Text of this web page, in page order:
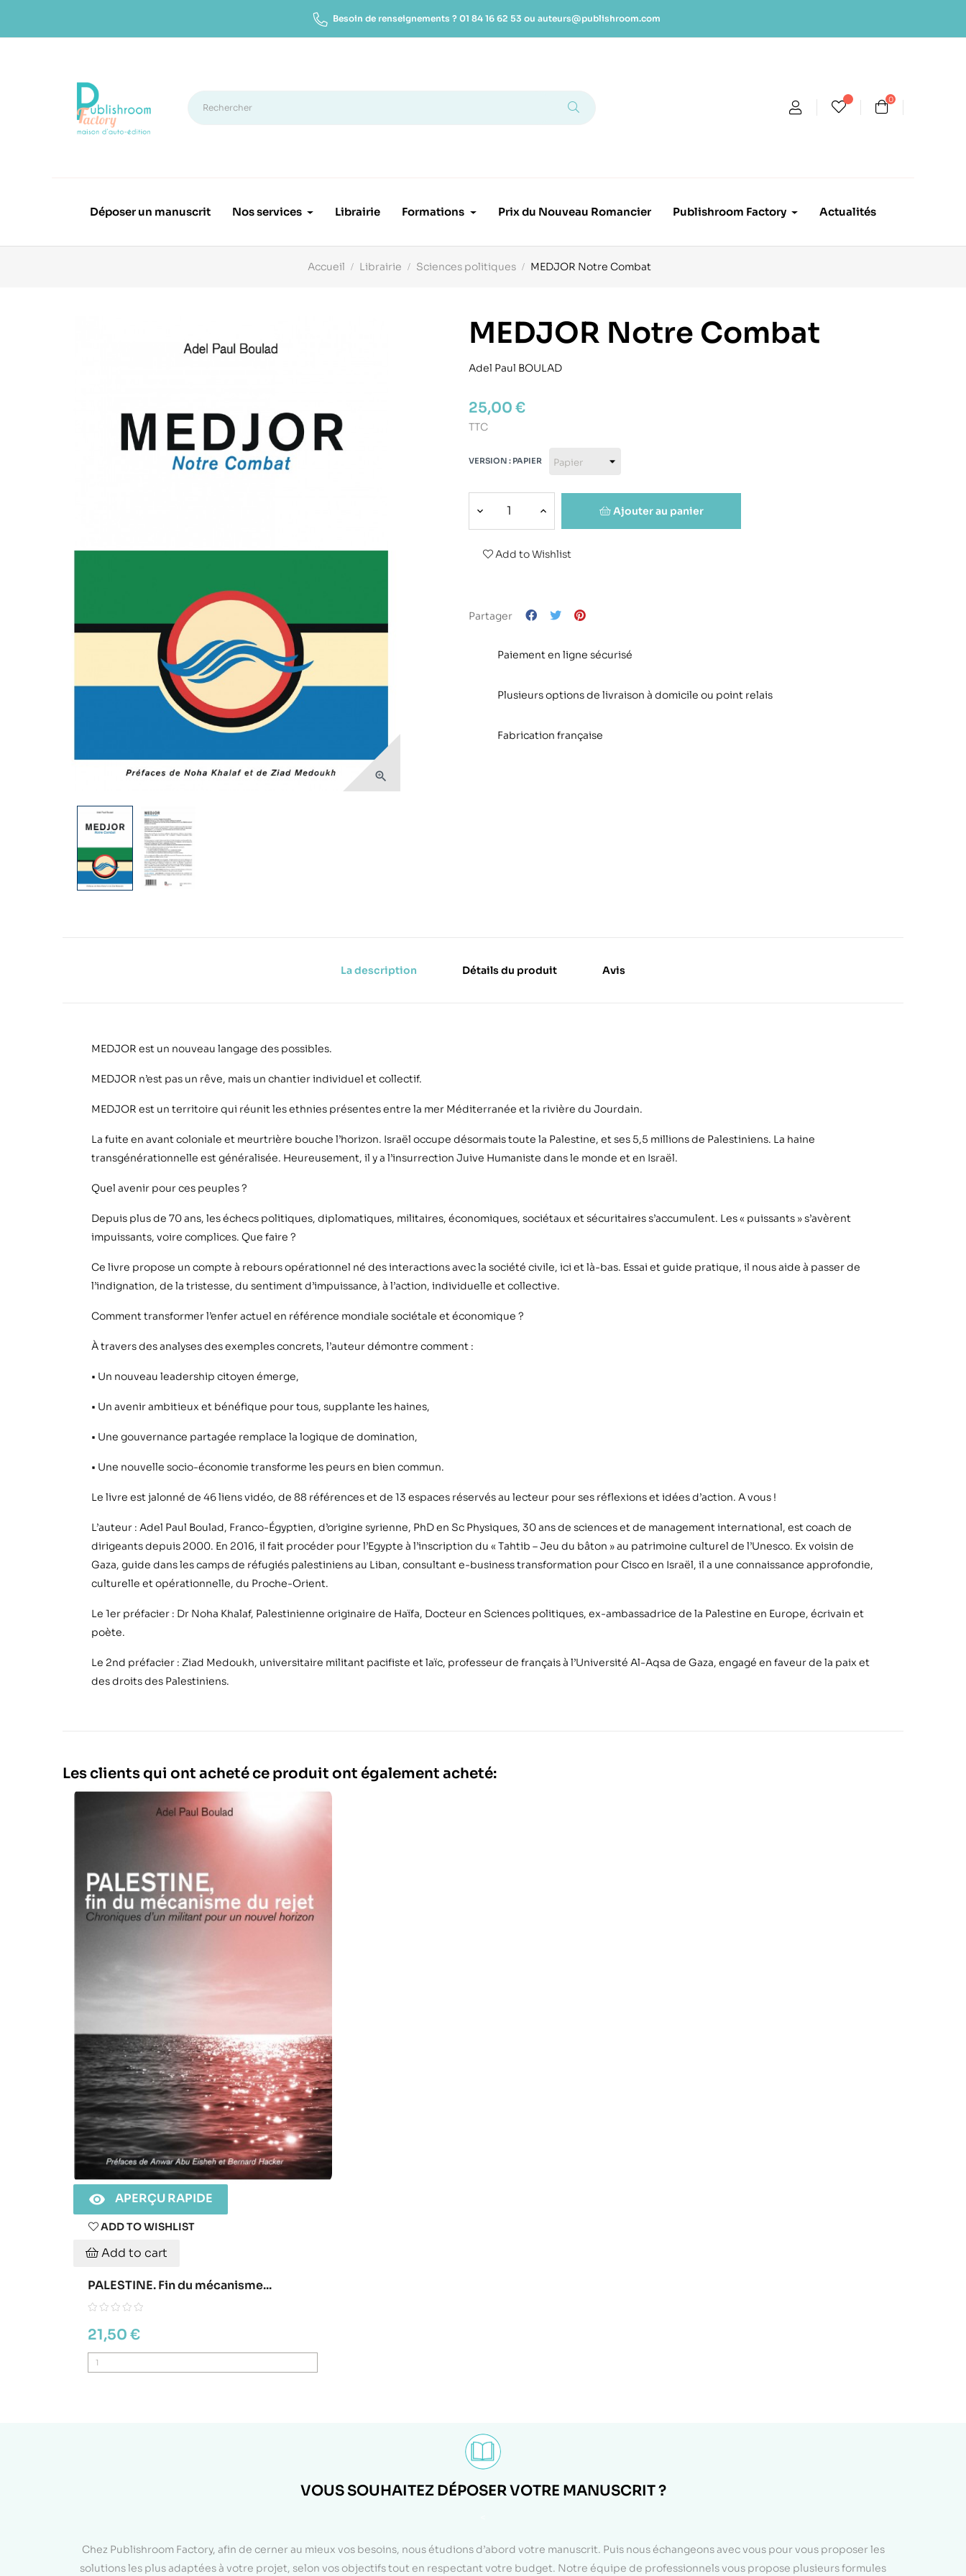
Besoin de renseignements ? 01 84 16 62 53 ou auteurs@publishroom.com
0
Déposer un manuscrit Nos services Librairie Formations Prix du Nouveau Romancier Publishroom Factory Actualités
Accueil Librairie Sciences politiques MEDJOR Notre Combat

MEDJOR Notre Combat
Adel Paul BOULAD
25,00 €
TTC
VERSION : PAPIER
Ajouter au panier
Add to Wishlist
Partager
Paiement en ligne sécurisé
Plusieurs options de livraison à domicile ou point relais
Fabrication française
La description Détails du produit Avis
MEDJOR est un nouveau langage des possibles.
MEDJOR n’est pas un rêve, mais un chantier individuel et collectif.
MEDJOR est un territoire qui réunit les ethnies présentes entre la mer Méditerranée et la rivière du Jourdain.
La fuite en avant coloniale et meurtrière bouche l’horizon. Israël occupe désormais toute la Palestine, et ses 5,5 millions de Palestiniens. La haine
transgénérationnelle est généralisée. Heureusement, il y a l’insurrection Juive Humaniste dans le monde et en Israël.
Quel avenir pour ces peuples ?
Depuis plus de 70 ans, les échecs politiques, diplomatiques, militaires, économiques, sociétaux et sécuritaires s’accumulent. Les « puissants » s’avèrent
impuissants, voire complices. Que faire ?
Ce livre propose un compte à rebours opérationnel né des interactions avec la société civile, ici et là-bas. Essai et guide pratique, il nous aide à passer de
l’indignation, de la tristesse, du sentiment d’impuissance, à l’action, individuelle et collective.
Comment transformer l’enfer actuel en référence mondiale sociétale et économique ?
À travers des analyses des exemples concrets, l’auteur démontre comment :
• Un nouveau leadership citoyen émerge,
• Un avenir ambitieux et bénéfique pour tous, supplante les haines,
• Une gouvernance partagée remplace la logique de domination,
• Une nouvelle socio-économie transforme les peurs en bien commun.
Le livre est jalonné de 46 liens vidéo, de 88 références et de 13 espaces réservés au lecteur pour ses réflexions et idées d’action. A vous !
L’auteur : Adel Paul Boulad, Franco-Égyptien, d’origine syrienne, PhD en Sc Physiques, 30 ans de sciences et de management international, est coach de
dirigeants depuis 2000. En 2016, il fait procéder pour l’Egypte à l’inscription du « Tahtib – Jeu du bâton » au patrimoine culturel de l’Unesco. Ex voisin de
Gaza, guide dans les camps de réfugiés palestiniens au Liban, consultant e-business transformation pour Cisco en Israël, il a une connaissance approfondie,
culturelle et opérationnelle, du Proche-Orient.
Le 1er préfacier : Dr Noha Khalaf, Palestinienne originaire de Haïfa, Docteur en Sciences politiques, ex-ambassadrice de la Palestine en Europe, écrivain et
poète.
Le 2nd préfacier : Ziad Medoukh, universitaire militant pacifiste et laïc, professeur de français à l’Université Al-Aqsa de Gaza, engagé en faveur de la paix et
des droits des Palestiniens.
Les clients qui ont acheté ce produit ont également acheté:
 APERÇU RAPIDE
ADD TO WISHLIST
Add to cart
PALESTINE. Fin du mécanisme...
21,50 €
VOUS SOUHAITEZ DÉPOSER VOTRE MANUSCRIT ?
Chez Publishroom Factory, afin de cerner au mieux vos besoins, nous étudions d’abord votre manuscrit. Puis nous échangeons avec vous pour vous proposer les
solutions les plus adaptées à votre projet, selon vos objectifs tout en respectant votre budget. Notre équipe de professionnels vous propose plusieurs formules